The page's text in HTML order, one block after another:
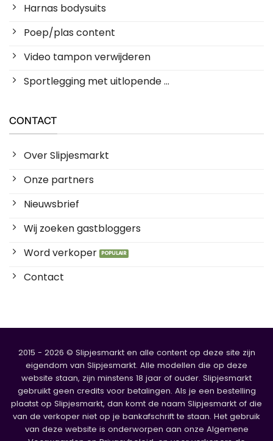
Harnas bodysuits
Poep/plas content
Video tampon verwijderen
Sportlegging met uitlopende ...
CONTACT
Over Slipjesmarkt
Onze partners
Nieuwsbrief
Wij zoeken gastbloggers
Word verkoper
Contact
2015 - 2026 © Slipjesmarkt en alle content op deze site zijn
eigendom van Slipjesmarkt. Alle modellen die op deze
website staan, zijn minstens 18 jaar of ouder. Slipjesmarkt
gebruikt geen credits voor betalingen. Als je een bestelling
plaatst op Slipjesmarkt, dan komt de naam Slipjesmarkt of die
van de verkoper niet op je bankafschrift te staan. Het gebruik
van deze website is onderworpen aan onze Algemene